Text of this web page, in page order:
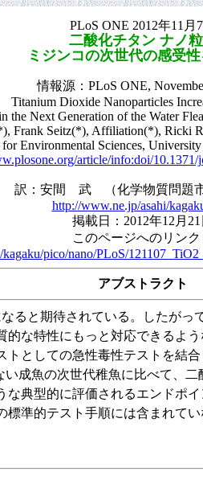
PLoS ONE 2012年11月
二酸化チタン ナノ
ミジンコの次世代の感受
情報源：PLoS ONE,
Titanium Dioxide Nanoparticles
the Next Generation of the Water
Frank Seitz(*), Affiliation(*), Ricki
Environmental Sciences,
article/info:doi/10.1371/
訳：安間 武 （化学物質問題市
http://www.ne.jp/asahi/
掲載日：2012年12月21
このページへのリンク
pico/nano/PLoS/
アブストラクト
ると期待されている。したが
な特性にもっと対応できるよう
としての急性毒性テストを結
成魚の次世代稚魚に比べて、
典型的に評価されるエンドポ
準的テスト手順には含まれて